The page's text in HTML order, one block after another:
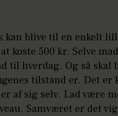
kan blive til en enkelt
koste 500 kr. Selve
til hverdag. Og så skal
tilstand er. Det er
af sig selv. Lad være
Samværet er det